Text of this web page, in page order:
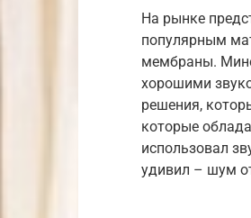
На рынке
популярным
мембраны.
хорошими
решения,
которые
использовал
удивил – шум